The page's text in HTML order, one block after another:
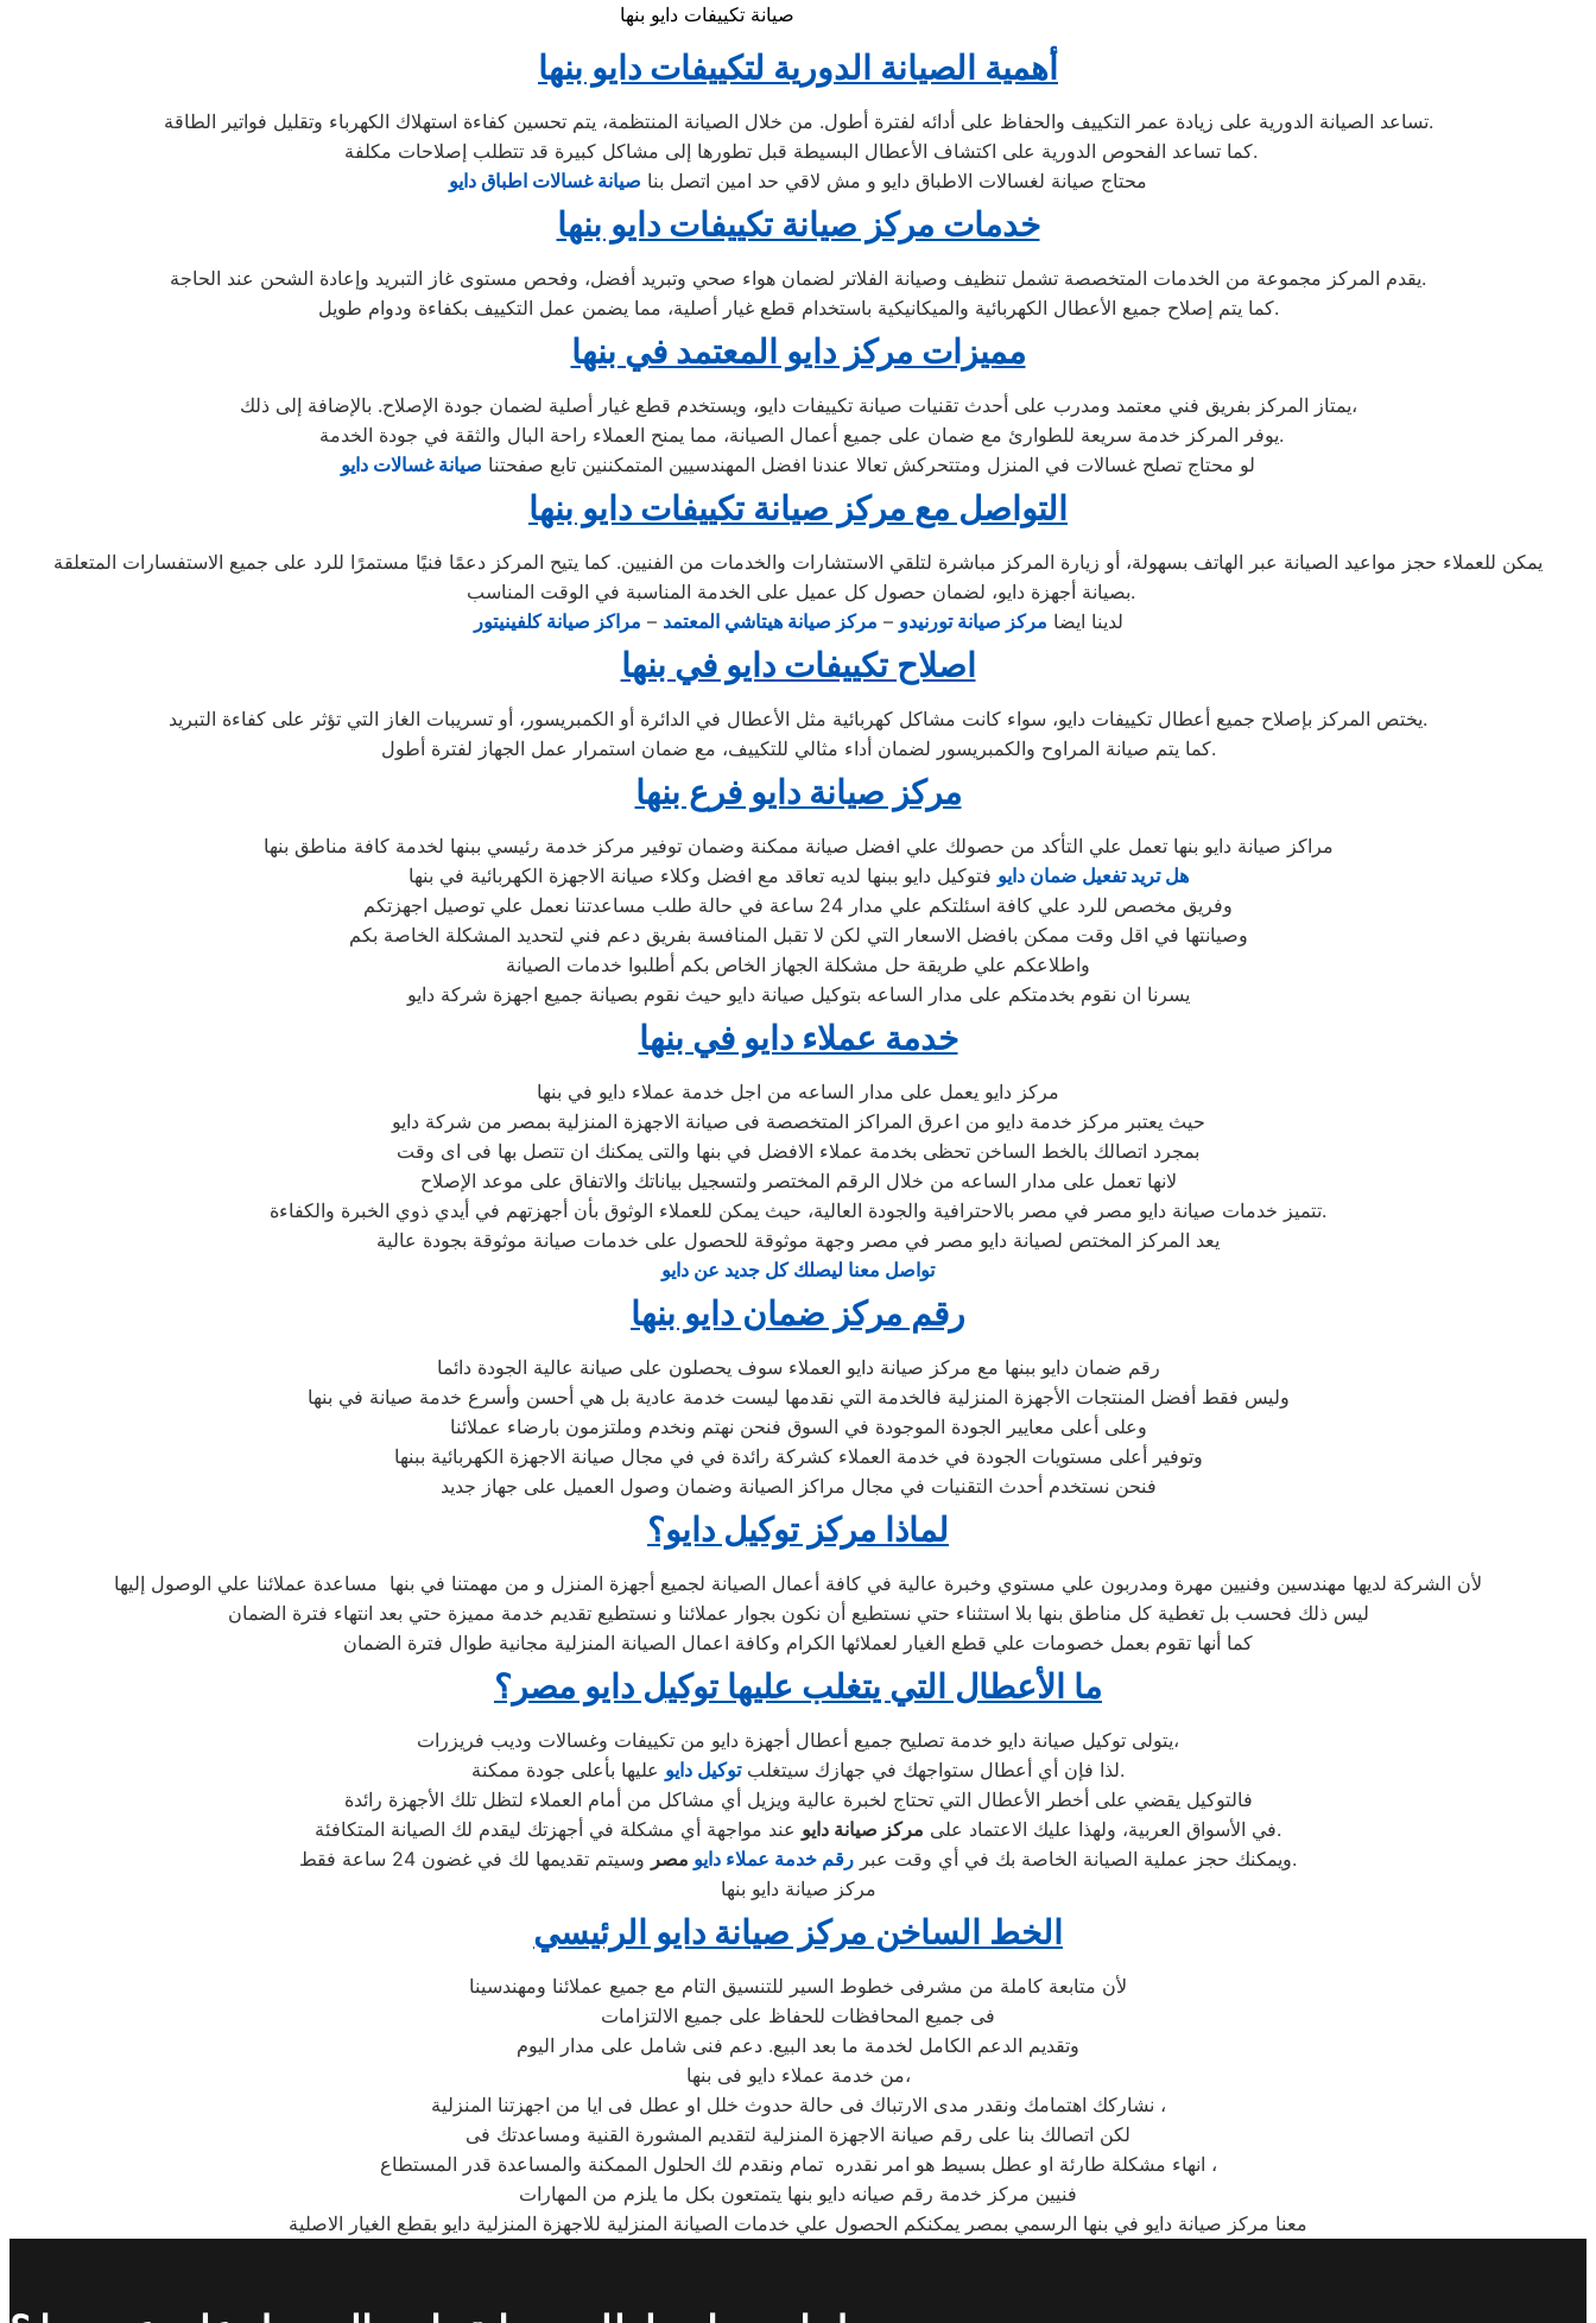
صيانة تكييفات دايو بنها
أهمية الصيانة الدورية لتكييفات دايو بنها
تساعد الصيانة الدورية على زيادة عمر التكييف والحفاظ على أدائه لفترة أطول. من خلال الصيانة المنتظمة، يتم تحسين كفاءة استهلاك الكهرباء وتقليل فواتير الطاقة.
كما تساعد الفحوص الدورية على اكتشاف الأعطال البسيطة قبل تطورها إلى مشاكل كبيرة قد تتطلب إصلاحات مكلفة.
محتاج صيانة لغسالات الاطباق دايو و مش لاقي حد امين اتصل بنا صيانة غسالات اطباق دايو
خدمات مركز صيانة تكييفات دايو بنها
يقدم المركز مجموعة من الخدمات المتخصصة تشمل تنظيف وصيانة الفلاتر لضمان هواء صحي وتبريد أفضل، وفحص مستوى غاز التبريد وإعادة الشحن عند الحاجة.
كما يتم إصلاح جميع الأعطال الكهربائية والميكانيكية باستخدام قطع غيار أصلية، مما يضمن عمل التكييف بكفاءة ودوام طويل.
مميزات مركز دايو المعتمد في بنها
يمتاز المركز بفريق فني معتمد ومدرب على أحدث تقنيات صيانة تكييفات دايو، ويستخدم قطع غيار أصلية لضمان جودة الإصلاح. بالإضافة إلى ذلك،
يوفر المركز خدمة سريعة للطوارئ مع ضمان على جميع أعمال الصيانة، مما يمنح العملاء راحة البال والثقة في جودة الخدمة.
لو محتاج تصلح غسالات في المنزل ومتتحركش تعالا عندنا افضل المهندسيين المتمكننين تابع صفحتنا صيانة غسالات دايو
التواصل مع مركز صيانة تكييفات دايو بنها
يمكن للعملاء حجز مواعيد الصيانة عبر الهاتف بسهولة، أو زيارة المركز مباشرة لتلقي الاستشارات والخدمات من الفنيين. كما يتيح المركز دعمًا فنيًا مستمرًا للرد على جميع الاستفسارات المتعلقة
بصيانة أجهزة دايو، لضمان حصول كل عميل على الخدمة المناسبة في الوقت المناسب.
لدينا ايضا مركز صيانة تورنيدو – مركز صيانة هيتاشي المعتمد – مراكز صيانة كلفينيتور
اصلاح تكييفات دايو في بنها
يختص المركز بإصلاح جميع أعطال تكييفات دايو، سواء كانت مشاكل كهربائية مثل الأعطال في الدائرة أو الكمبريسور، أو تسريبات الغاز التي تؤثر على كفاءة التبريد.
كما يتم صيانة المراوح والكمبريسور لضمان أداء مثالي للتكييف، مع ضمان استمرار عمل الجهاز لفترة أطول.
مركز صيانة دايو فرع بنها
مراكز صيانة دايو بنها تعمل علي التأكد من حصولك علي افضل صيانة ممكنة وضمان توفير مركز خدمة رئيسي ببنها لخدمة كافة مناطق بنها
هل تريد تفعيل ضمان دايو فتوكيل دايو ببنها لديه تعاقد مع افضل وكلاء صيانة الاجهزة الكهربائية في بنها
وفريق مخصص للرد علي كافة اسئلتكم علي مدار 24 ساعة في حالة طلب مساعدتنا نعمل علي توصيل اجهزتكم
وصيانتها في اقل وقت ممكن بافضل الاسعار التي لكن لا تقبل المنافسة بفريق دعم فني لتحديد المشكلة الخاصة بكم
واطلاعكم علي طريقة حل مشكلة الجهاز الخاص بكم أطلبوا خدمات الصيانة
يسرنا ان نقوم بخدمتكم على مدار الساعه بتوكيل صيانة دايو حيث نقوم بصيانة جميع اجهزة شركة دايو
خدمة عملاء دايو في بنها
مركز دايو يعمل على مدار الساعه من اجل خدمة عملاء دايو في بنها
حيث يعتبر مركز خدمة دايو من اعرق المراكز المتخصصة فى صيانة الاجهزة المنزلية بمصر من شركة دايو
بمجرد اتصالك بالخط الساخن تحظى بخدمة عملاء الافضل في بنها والتى يمكنك ان تتصل بها فى اى وقت
لانها تعمل على مدار الساعه من خلال الرقم المختصر ولتسجيل بياناتك والاتفاق على موعد الإصلاح
تتميز خدمات صيانة دايو مصر في مصر بالاحترافية والجودة العالية، حيث يمكن للعملاء الوثوق بأن أجهزتهم في أيدي ذوي الخبرة والكفاءة.
يعد المركز المختص لصيانة دايو مصر في مصر وجهة موثوقة للحصول على خدمات صيانة موثوقة بجودة عالية
تواصل معنا ليصلك كل جديد عن دايو
رقم مركز ضمان دايو بنها
رقم ضمان دايو ببنها مع مركز صيانة دايو العملاء سوف يحصلون على صيانة عالية الجودة دائما
وليس فقط أفضل المنتجات الأجهزة المنزلية فالخدمة التي نقدمها ليست خدمة عادية بل هي أحسن وأسرع خدمة صيانة في بنها
وعلى أعلى معايير الجودة الموجودة في السوق فنحن نهتم ونخدم وملتزمون بارضاء عملائنا
وتوفير أعلى مستويات الجودة في خدمة العملاء كشركة رائدة في في مجال صيانة الاجهزة الكهربائية ببنها
فنحن نستخدم أحدث التقنيات في مجال مراكز الصيانة وضمان وصول العميل على جهاز جديد
لماذا مركز توكيل دايو؟
لأن الشركة لديها مهندسين وفنيين مهرة ومدربون علي مستوي وخبرة عالية في كافة أعمال الصيانة لجميع أجهزة المنزل و من مهمتنا في بنها مساعدة عملائنا علي الوصول إليها
ليس ذلك فحسب بل تغطية كل مناطق بنها بلا استثناء حتي نستطيع أن نكون بجوار عملائنا و نستطيع تقديم خدمة مميزة حتي بعد انتهاء فترة الضمان
كما أنها تقوم بعمل خصومات علي قطع الغيار لعملائها الكرام وكافة اعمال الصيانة المنزلية مجانية طوال فترة الضمان
ما الأعطال التي يتغلب عليها توكيل دايو مصر؟
يتولى توكيل صيانة دايو خدمة تصليح جميع أعطال أجهزة دايو من تكييفات وغسالات وديب فريزرات،
لذا فإن أي أعطال ستواجهك في جهازك سيتغلبتوكيل دايو
عليها بأعلى جودة ممكنة.
فالتوكيل يقضي على أخطر الأعطال التي تحتاج لخبرة عالية ويزيل أي مشاكل من أمام العملاء لتظل تلك الأجهزة رائدة
في الأسواق العربية، ولهذا عليك الاعتماد على مركز صيانة دايو
عند مواجهة أي مشكلة في أجهزتك ليقدم لك الصيانة المتكافئة.
ويمكنك حجز عملية الصيانة الخاصة بك في أي وقت عبر رقم خدمة عملاء دايو مصر
وسيتم تقديمها لك في غضون 24 ساعة فقط.
مركز صيانة دايو بنها
الخط الساخن مركز صيانة دايو الرئيسي
لأن متابعة كاملة من مشرفى خطوط السير للتنسيق التام مع جميع عملائنا ومهندسينا
فى جميع المحافظات للحفاظ على جميع الالتزامات
وتقديم الدعم الكامل لخدمة ما بعد البيع. دعم فنى شامل على مدار اليوم
من خدمة عملاء دايو فى بنها،
نشاركك اهتمامك ونقدر مدى الارتباك فى حالة حدوث خلل او عطل فى ايا من اجهزتنا المنزلية ،
لكن اتصالك بنا على رقم صيانة الاجهزة المنزلية لتقديم المشورة القنية ومساعدتك فى
انهاء مشكلة طارئة او عطل بسيط هو امر نقدره تمام ونقدم لك الحلول الممكنة والمساعدة قدر المستطاع ،
فنيين مركز خدمة رقم صيانه دايو بنها يتمتعون بكل ما يلزم من المهارات
معنا مركز صيانة دايو في بنها الرسمي بمصر يمكنكم الحصول علي خدمات الصيانة المنزلية للاجهزة المنزلية دايو بقطع الغيار الاصلية